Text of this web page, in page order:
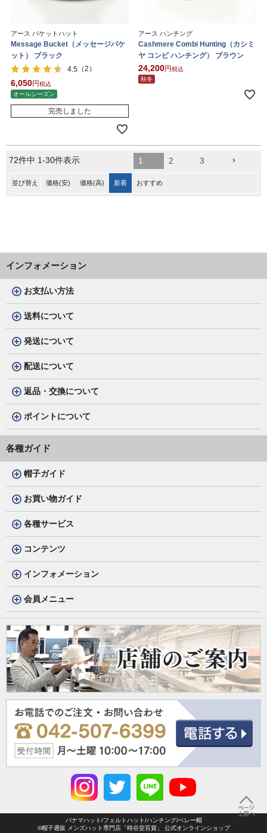
アース バケットハット
Message Bucket（メッセージバケ
ット） ブラック
4.5 （2）
6,050
税込
オールシーズン
完売しました
アース ハンチング
Cashmere Combi Hunting（カシミ
ヤ コンビ ハンチング） ブラウン
24,200
税込
秋冬
並び替え 価格(安) 価格(高) 新着 おすすめ
72件中 1-30件表示 1 2 3
インフォメーション
お支払い方法
送料について
発送について
配送について
返品・交換について
ポイントについて
各種ガイド
帽子ガイド
お買い物ガイド
各種サービス
コンテンツ
インフォメーション
会員メニュー
パナマハット/フェルトハット/ハンチング/ベレー帽
©帽子通販 メンズハット専門店「時谷堂百貨」 公式オンラインショップ